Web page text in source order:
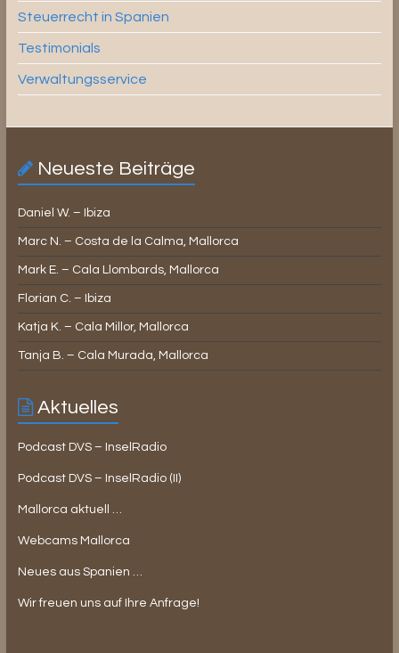
Steuerrecht in Spanien
Testimonials
Verwaltungsservice
Neueste Beiträge
Daniel W. – Ibiza
Marc N. – Costa de la Calma, Mallorca
Mark E. – Cala Llombards, Mallorca
Florian C. – Ibiza
Katja K. – Cala Millor, Mallorca
Tanja B. – Cala Murada, Mallorca
Aktuelles
Podcast DVS – InselRadio
Podcast DVS – InselRadio (II)
Mallorca aktuell …
Webcams Mallorca
Neues aus Spanien …
Wir freuen uns auf Ihre Anfrage!